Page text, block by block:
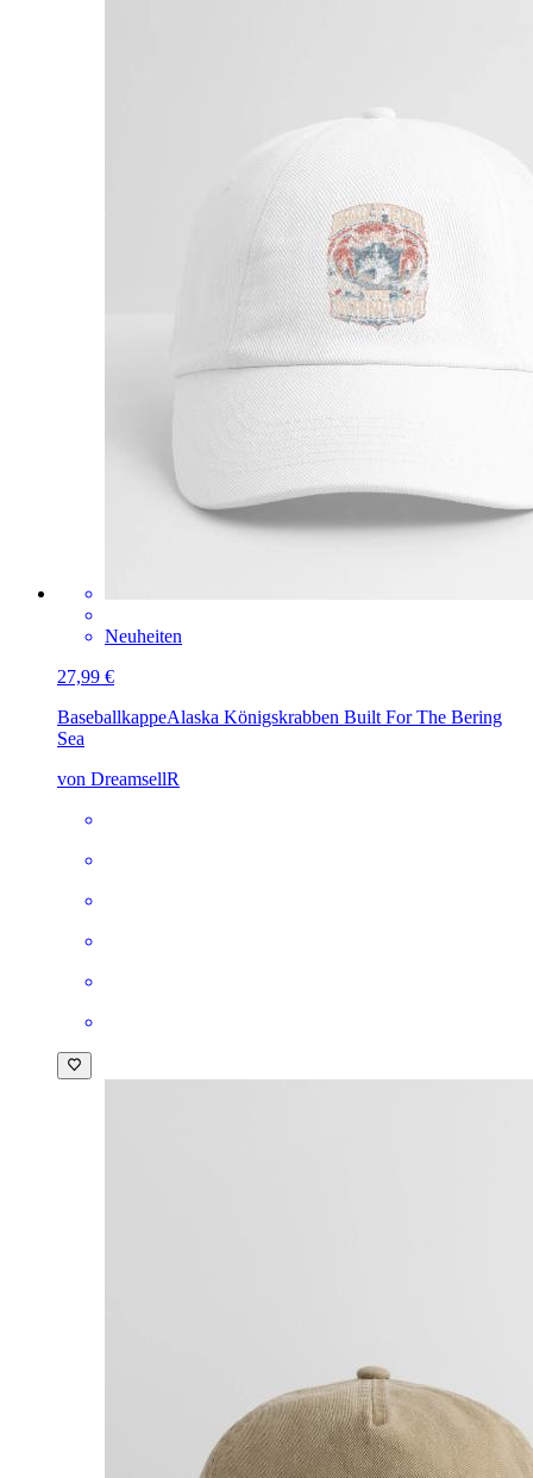
Neuheiten
27,99 €
BaseballkappeAlaska Königskrabben Built For The Bering
Sea
von DreamsellR